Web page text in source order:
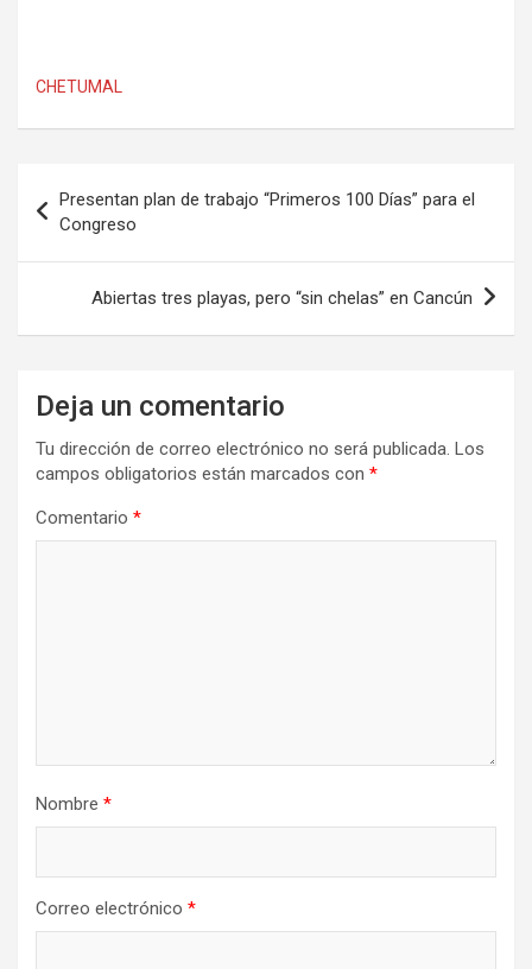
CHETUMAL
de
entradas
Presentan plan de trabajo “Primeros 100 Días” para el
Congreso
Abiertas tres playas, pero “sin chelas” en Cancún
Deja un comentario
Tu dirección de correo electrónico no será publicada. Los
campos obligatorios están marcados con *
Comentario *
Nombre *
Correo electrónico *